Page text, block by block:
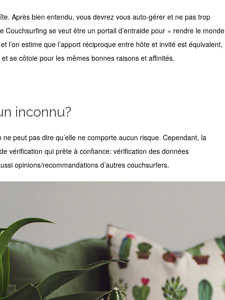
Après bien entendu, vous devrez vous auto-gérer et ne pas trop
Couchsurfing se veut être un portail d’entraide pour « rendre le monde
l’on estime que l’apport réciproque entre hôte et invité est équivalent,
se côtoie pour les mêmes bonnes raisons et affinités.
inconnu?
peut pas dire qu’elle ne comporte aucun risque. Cependant, la
vérification qui prête à confiance: vérification des données
opinions/recommandations d’autres couchsurfers.